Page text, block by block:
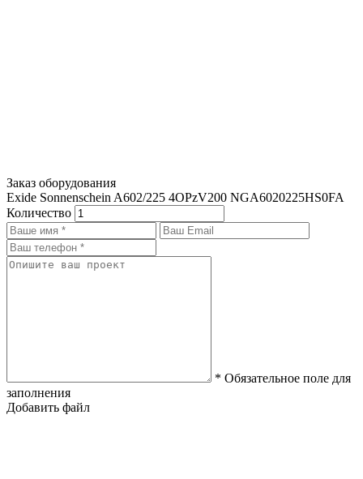
Заказ оборудования
Exide Sonnenschein A602/225 4OPzV200 NGA6020225HS0FA
Количество
* Обязательное поле для
заполнения
Добавить файл